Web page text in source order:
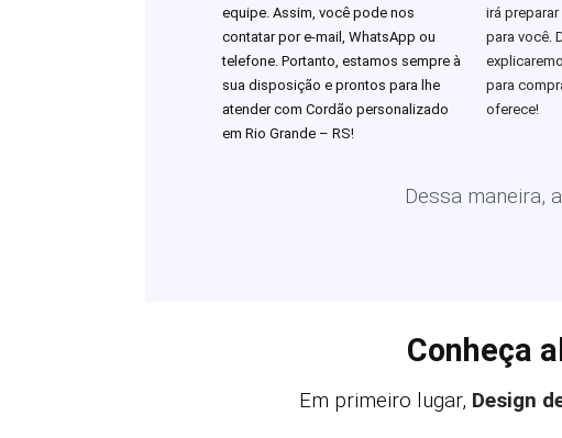
equipe. Assim, você pode nos
contatar por e-mail, WhatsApp ou
telefone. Portanto, estamos sempre à
sua disposição e prontos para lhe
atender com Cordão personalizado
em Rio Grande – RS!
irá preparar
para você.
para
oferece!
Dessa maneira,
Conheça
Em primeiro lugar, Design